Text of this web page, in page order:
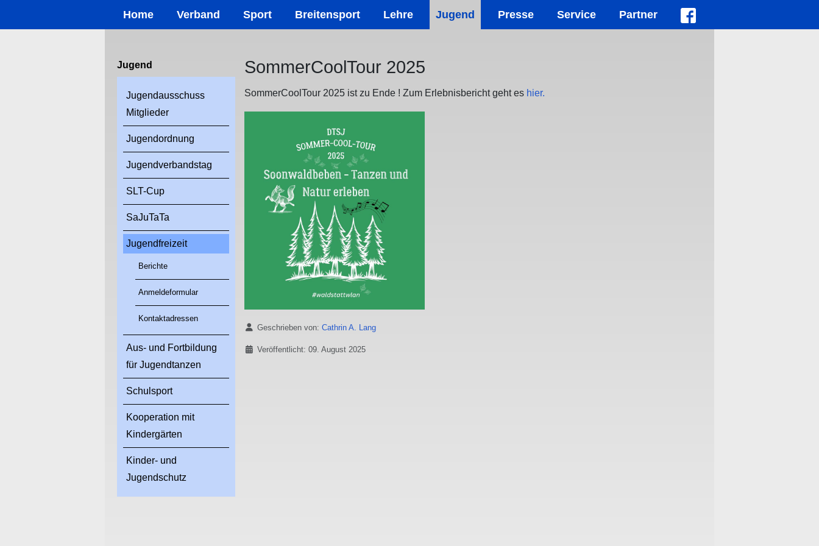
Home Verband Sport Breitensport Lehre Jugend Presse Service Partner
Jugend
Jugendausschuss
Mitglieder
Jugendordnung
Jugendverbandstag
SLT-Cup
SaJuTaTa
Jugendfreizeit
Berichte
Anmeldeformular
Kontaktadressen
Aus- und Fortbildung
für Jugendtanzen
Schulsport
Kooperation mit
Kindergärten
Kinder- und
Jugendschutz
SommerCoolTour 2025
SommerCoolTour 2025 ist zu Ende ! Zum Erlebnisbericht geht es hier.
DetailsGeschrieben von: Cathrin A. Lang
Veröffentlicht: 09. August 2025